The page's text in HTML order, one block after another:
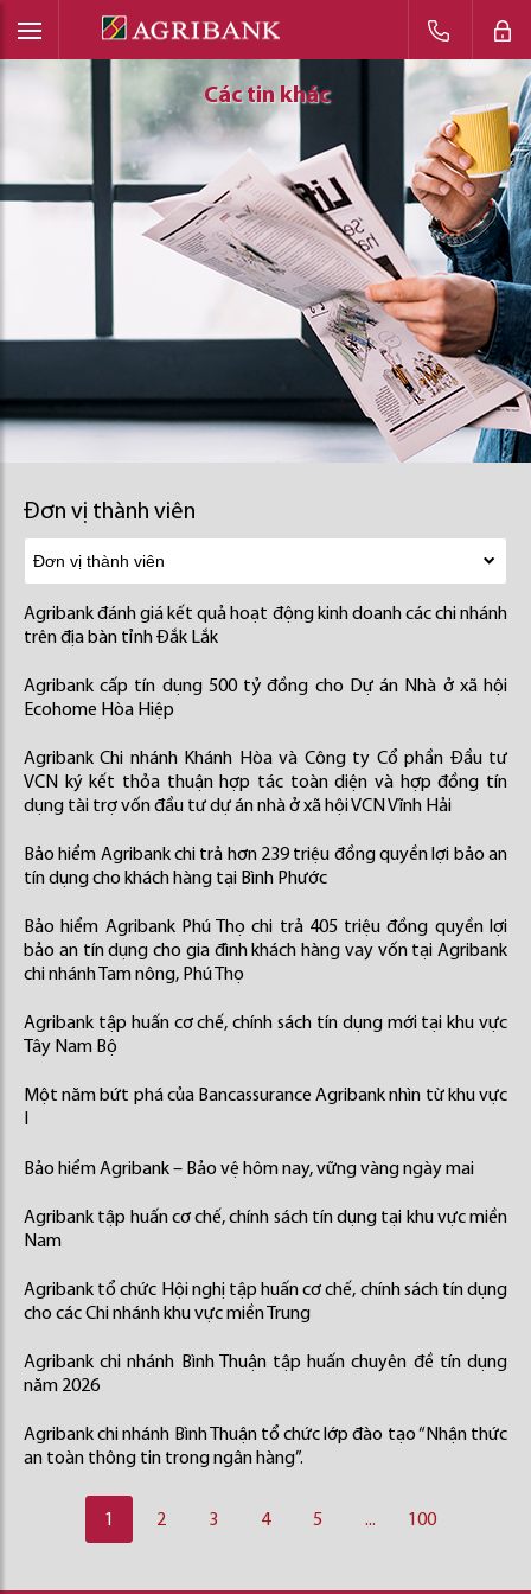
Các tin khác
Các tin khác
Các tin khác
Đơn vị thành viên
Agribank đánh giá kết quả hoạt động kinh doanh các chi nhánh
trên địa bàn tỉnh Đắk Lắk
Agribank cấp tín dụng 500 tỷ đồng cho Dự án Nhà ở xã hội
Ecohome Hòa Hiệp
Agribank Chi nhánh Khánh Hòa và Công ty Cổ phần Đầu tư
VCN ký kết thỏa thuận hợp tác toàn diện và hợp đồng tín
dụng tài trợ vốn đầu tư dự án nhà ở xã hội VCN Vĩnh Hải
Bảo hiểm Agribank chi trả hơn 239 triệu đồng quyền lợi bảo an
tín dụng cho khách hàng tại Bình Phước
Bảo hiểm Agribank Phú Thọ chi trả 405 triệu đồng quyền lợi
bảo an tín dụng cho gia đình khách hàng vay vốn tại Agribank
chi nhánh Tam nông, Phú Thọ
Agribank tập huấn cơ chế, chính sách tín dụng mới tại khu vực
Tây Nam Bộ
Một năm bứt phá của Bancassurance Agribank nhìn từ khu vực
Bảo hiểm Agribank – Bảo vệ hôm nay, vững vàng ngày mai
Agribank tập huấn cơ chế, chính sách tín dụng tại khu vực miền
Nam
Agribank tổ chức Hội nghị tập huấn cơ chế, chính sách tín dụng
cho các Chi nhánh khu vực miền Trung
Agribank chi nhánh Bình Thuận tập huấn chuyên đề tín dụng
năm 2026
Agribank chi nhánh Bình Thuận tổ chức lớp đào tạo “Nhận thức
an toàn thông tin trong ngân hàng”.
1 2 3 4 5 ... 100